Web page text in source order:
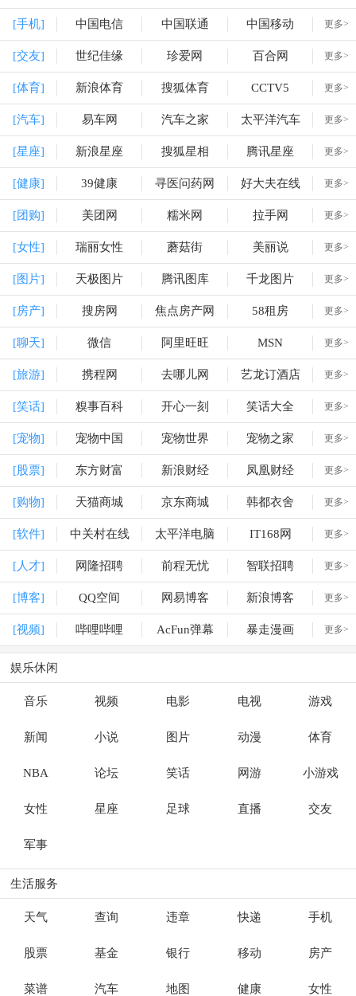
[手机] 中国电信 中国联通 中国移动 更多>
[交友] 世纪佳缘 珍爱网 百合网 更多>
[体育] 新浪体育 搜狐体育 CCTV5 更多>
[汽车] 易车网 汽车之家 太平洋汽车 更多>
[星座] 新浪星座 搜狐星相 腾讯星座 更多>
[健康] 39健康 寻医问药网 好大夫在线 更多>
[团购] 美团网 糯米网 拉手网 更多>
[女性] 瑞丽女性 蘑菇街 美丽说 更多>
[图片] 天极图片 腾讯图库 千龙图片 更多>
[房产] 搜房网 焦点房产网 58租房 更多>
[聊天] 微信 阿里旺旺 MSN 更多>
[旅游] 携程网 去哪儿网 艺龙订酒店 更多>
[笑话] 糗事百科 开心一刻 笑话大全 更多>
[宠物] 宠物中国 宠物世界 宠物之家 更多>
[股票] 东方财富 新浪财经 凤凰财经 更多>
[购物] 天猫商城 京东商城 韩都衣舍 更多>
[软件] 中关村在线 太平洋电脑 IT168网 更多>
[人才] 网隆招聘 前程无忧 智联招聘 更多>
[博客] QQ空间 网易博客 新浪博客 更多>
[视频] 哔哩哔哩 AcFun弹幕 暴走漫画 更多>
娱乐休闲
音乐 视频 电影 电视 游戏
新闻 小说 图片 动漫 体育
NBA 论坛 笑话 网游 小游戏
女性 星座 足球 直播 交友
军事
生活服务
天气 查询 违章 快递 手机
股票 基金 银行 移动 房产
菜谱 汽车 地图 健康 女性